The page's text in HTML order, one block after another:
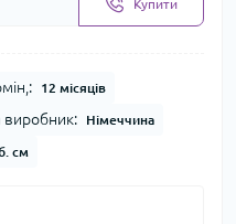
Купити
12 місяців
виробник: Німеччина
см